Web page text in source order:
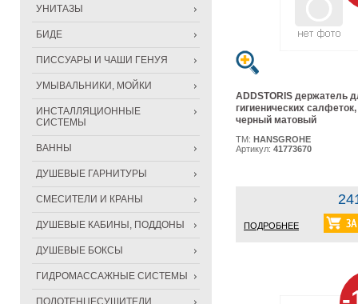
УНИТАЗЫ
БИДЕ
ПИССУАРЫ И ЧАШИ ГЕНУЯ
УМЫВАЛЬНИКИ, МОЙКИ
ИНСТАЛЛЯЦИОННЫЕ
СИСТЕМЫ
ВАННЫ
ДУШЕВЫЕ ГАРНИТУРЫ
СМЕСИТЕЛИ И КРАНЫ
ДУШЕВЫЕ КАБИНЫ, ПОДДОНЫ
ДУШЕВЫЕ БОКСЫ
ГИДРОМАССАЖНЫЕ СИСТЕМЫ
ПОЛОТЕНЦЕСУШИТЕЛИ
ADDSTORIS держатель
гигиенических салфеток,
черный матовый
ТМ: HANSGROHE
Артикул: 41773670
ПОДРОБНЕЕ